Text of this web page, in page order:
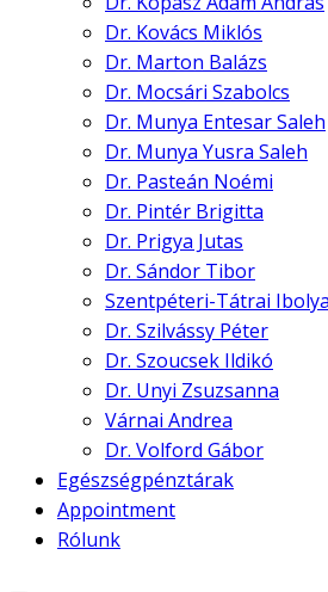
Dr. Kovács Miklós
Dr. Marton Balázs
Dr. Mocsári Szabolcs
Dr. Munya Entesar Saleh
Dr. Munya Yusra Saleh
Dr. Pasteán Noémi
Dr. Pintér Brigitta
Dr. Prigya Jutas
Dr. Sándor Tibor
Szentpéteri-Tátrai Ibolya
Dr. Szilvássy Péter
Dr. Szoucsek Ildikó
Dr. Unyi Zsuzsanna
Várnai Andrea
Dr. Volford Gábor
Egészségpénztárak
Appointment
Rólunk